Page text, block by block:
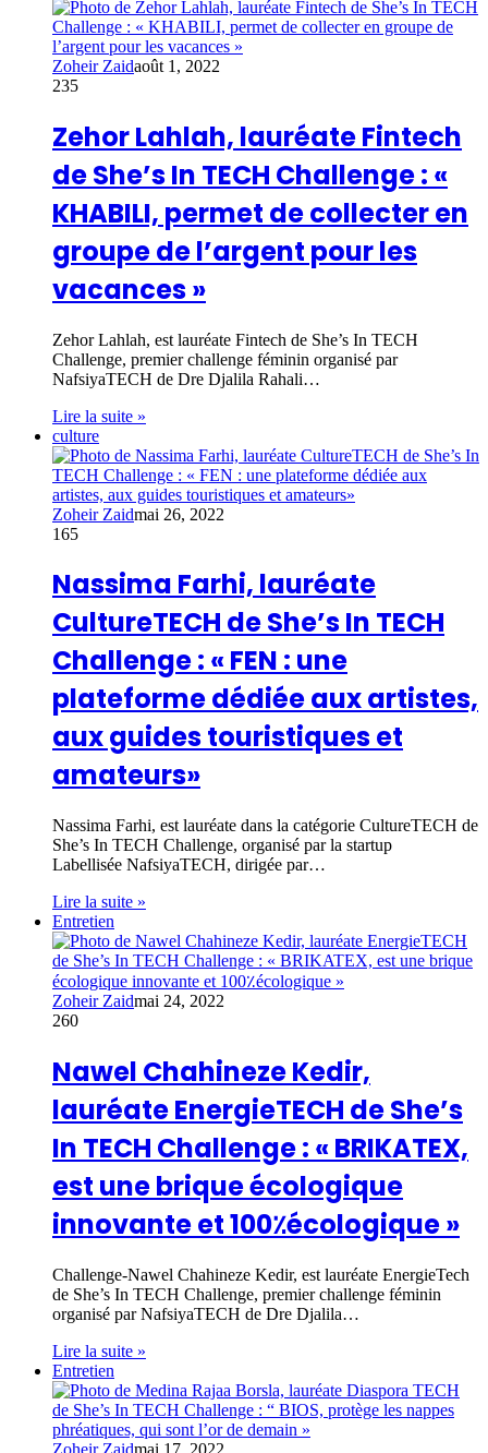
Zoheir Zaidaoût 1, 2022
235
Zehor Lahlah, lauréate Fintech
de She’s In TECH Challenge : «
KHABILI, permet de collecter en
groupe de l’argent pour les
vacances »
Zehor Lahlah, est lauréate Fintech de She’s In TECH
Challenge, premier challenge féminin organisé par
NafsiyaTECH de Dre Djalila Rahali…
Lire la suite »
culture
Zoheir Zaidmai 26, 2022
165
Nassima Farhi, lauréate
CultureTECH de She’s In TECH
Challenge : « FEN : une
plateforme dédiée aux artistes,
aux guides touristiques et
amateurs»
Nassima Farhi, est lauréate dans la catégorie CultureTECH de
She’s In TECH Challenge, organisé par la startup
Labellisée NafsiyaTECH, dirigée par…
Lire la suite »
Entretien
Zoheir Zaidmai 24, 2022
260
Nawel Chahineze Kedir,
lauréate EnergieTECH de She’s
In TECH Challenge : « BRIKATEX,
est une brique écologique
innovante et 100٪écologique »
Challenge-Nawel Chahineze Kedir, est lauréate EnergieTech
de She’s In TECH Challenge, premier challenge féminin
organisé par NafsiyaTECH de Dre Djalila…
Lire la suite »
Entretien